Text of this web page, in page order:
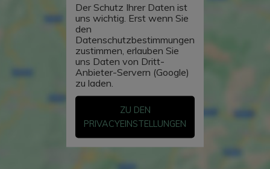
Der Schutz Ihrer Daten ist
uns wichtig. Erst wenn Sie
den
Datenschutzbestimmungen
zustimmen, erlauben Sie
uns Daten von Dritt-
Anbieter-Servern (Google)
zu laden.
ZU DEN
PRIVACYEINSTELLUNGEN